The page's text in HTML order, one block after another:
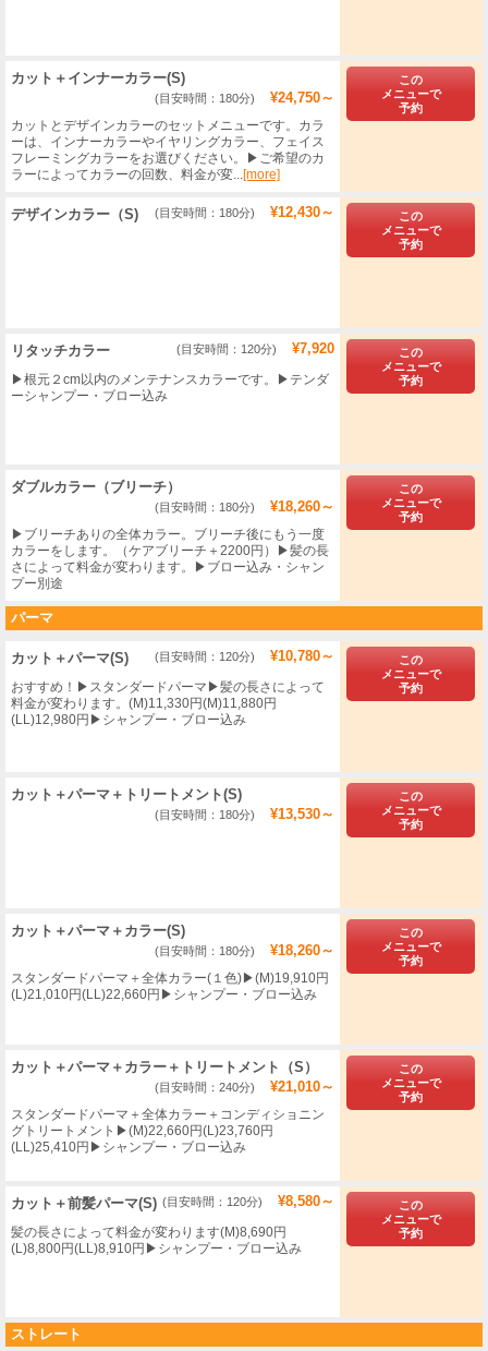
カット＋インナーカラー(S)
(目安時間：180分) ¥24,750～
​カットとデザインカラーのセットメニューです。カラ
ーは、インナーカラーやイヤリングカラー、フェイス
フレーミングカラーをお選びください。▶ご希望のカ
ラーによってカラーの回数、料金が変...[more]
この
メニューで
予約
デザインカラー（S) (目安時間：180分) ¥12,430～
この
メニューで
予約
リタッチカラー (目安時間：120分) ¥7,920
▶根元２cm以内のメンテナンスカラーです。▶テンダ
ーシャンプー・ブロー込み
この
メニューで
予約
ダブルカラー（ブリーチ）
(目安時間：180分) ¥18,260～
▶ブリーチありの全体カラー。ブリーチ後にもう一度
カラーをします。（ケアブリーチ＋2200円）▶︎髪の長
さによって料金が変わります。▶ブロー込み・シャン
プー別途
この
メニューで
予約
パーマ
カット＋パーマ(S) (目安時間：120分) ¥10,780～
おすすめ！▶スタンダードパーマ▶髪の長さによって
料金が変わります。(M)11,330円(M)11,880円
(LL)12,980円▶シャンプー・ブロー込み
この
メニューで
予約
カット＋パーマ＋トリートメント(S)
(目安時間：180分) ¥13,530～
この
メニューで
予約
カット＋パーマ＋カラー(S)
(目安時間：180分) ¥18,260～
スタンダードパーマ＋全体カラー(１色)▶︎(M)19,910円
(L)21,010円(LL)22,660円▶シャンプー・ブロー込み
この
メニューで
予約
カット＋パーマ＋カラー＋トリートメント（S）
(目安時間：240分) ¥21,010～
スタンダードパーマ＋全体カラー＋コンディショニン
グトリートメント▶(M)22,660円(L)23,760円
(LL)25,410円▶シャンプー・ブロー込み
この
メニューで
予約
カット＋前髪パーマ(S) (目安時間：120分) ¥8,580～
髪の長さによって料金が変わります(M)8,690円
(L)8,800円(LL)8,910円▶シャンプー・ブロー込み
この
メニューで
予約
ストレート